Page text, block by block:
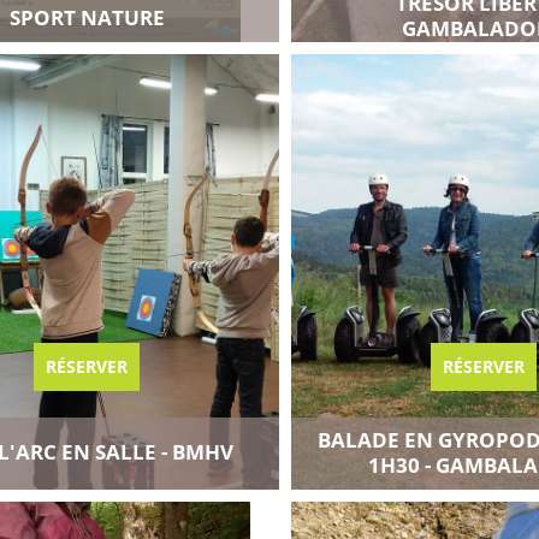
SPORT NATURE
carnet de voyage
disponibilités
Ajouter au carnet de
Voir toutes les disponibilités
EN SALLE - BMHV
RÉSERVER
carnet de voyage
disponibilités
BALADE EN
1H30 -
RÉSERVER
Ajouter au carnet de voyage
Voir toutes les disponibilités